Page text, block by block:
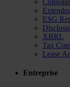
ESG
XBRL
Tax
Lease
Entreprise